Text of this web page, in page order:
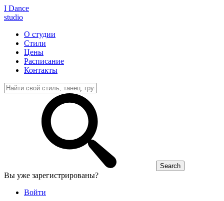
I Dance
studio
О студии
Стили
Цены
Расписание
Контакты
Вы уже зарегистрированы?
Войти